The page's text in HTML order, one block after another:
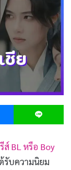
Messenger
ส์ BL หรือ Boy
รับความนิยม